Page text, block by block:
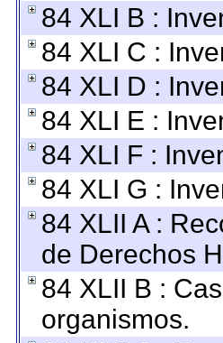
84 XLI B :
84 XLI C :
84 XLI D :
84 XLI E :
84 XLI F :
84 XLI G :
84 XLII A :
de Derechos
84 XLII B :
organismos.